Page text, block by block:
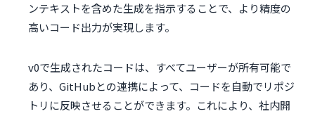
ンテキストを含めた生成を指示することで、より精度の
高いコード出力が実現します。
v0で生成されたコードは、すべてユーザーが所有可能で
あり、GitHubとの連携によって、コードを自動でリポジ
トリに反映させることができます。これにより、社内開